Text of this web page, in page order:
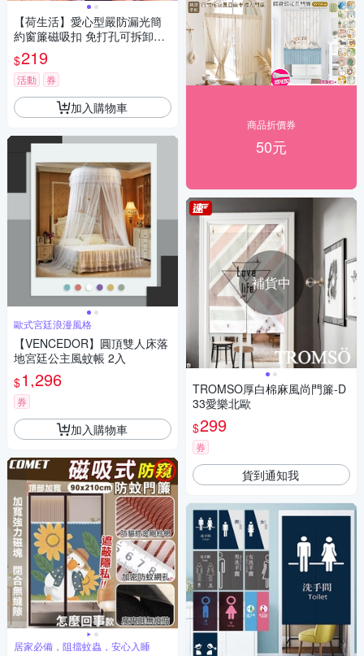
【荷生活】愛心型嚴防漏光簡
約窗簾磁吸扣 免打孔可拆卸式
小巧磁吸固定器-5入組
$219
活動 券
加入購物車
歐式宮廷浪漫風格
【VENCEDOR】圓頂雙人床落
地宮廷公主風蚊帳 2入
$1,296
券
加入購物車
居家必備，阻擋蚊蟲，安心入睡
商品折價券
50元
補貨中
TROMSO厚白棉麻風尚門簾-D
33愛樂北歐
$299
券
貨到通知我